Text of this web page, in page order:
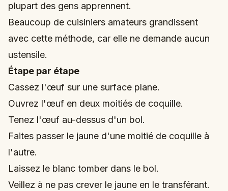
plupart des gens apprennent.
Beaucoup de cuisiniers amateurs grandissent
avec cette méthode, car elle ne demande aucun
ustensile.
Étape par étape
Cassez l'œuf sur une surface plane.
Ouvrez l'œuf en deux moitiés de coquille.
Tenez l'œuf au-dessus d'un bol.
Faites passer le jaune d'une moitié de coquille à
l'autre.
Laissez le blanc tomber dans le bol.
Veillez à ne pas crever le jaune en le transférant.